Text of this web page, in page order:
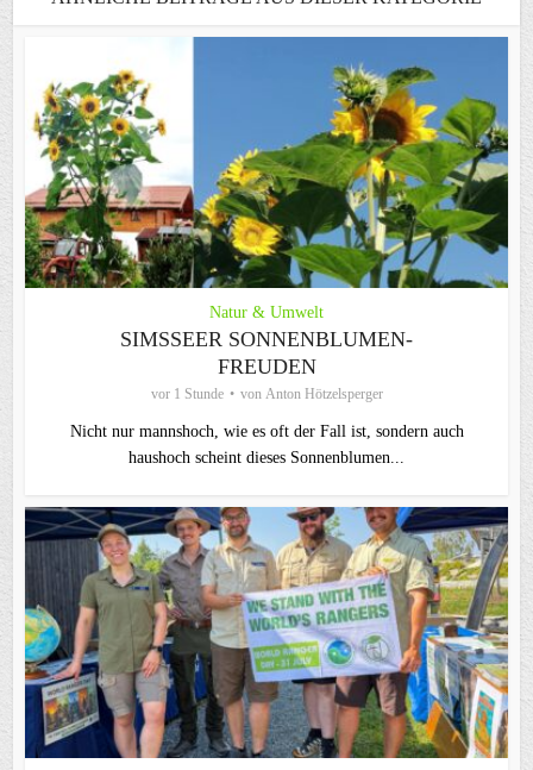
Natur & Umwelt
SIMSSEER SONNENBLUMEN-
FREUDEN
vor 1 Stunde von Anton Hötzelsperger
Nicht nur mannshoch, wie es oft der Fall ist, sondern auch
haushoch scheint dieses Sonnenblumen...